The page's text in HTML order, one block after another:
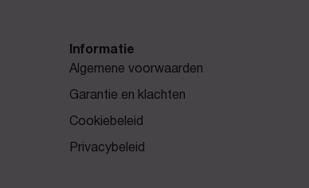
Informatie
Algemene voorwaarden
Garantie en klachten
Cookiebeleid
Privacybeleid